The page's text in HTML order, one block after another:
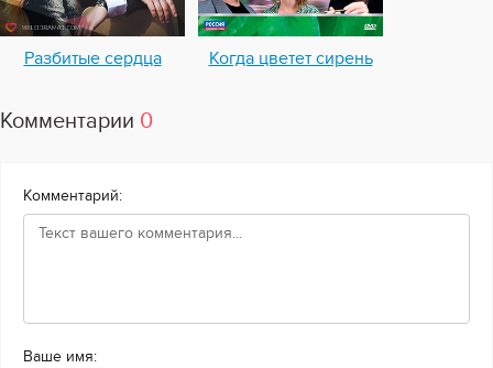
Разбитые сердца Когда цветет сирень
Комментарии 0
Комментарий:
Ваше имя: